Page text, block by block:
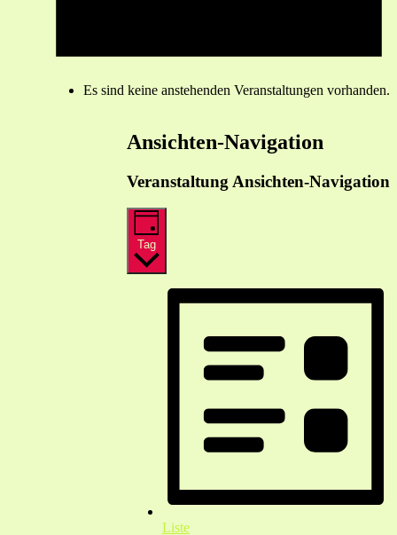
Es sind keine anstehenden Veranstaltungen vorhanden.
Ansichten-Navigation
Veranstaltung Ansichten-Navigation
Tag
Liste